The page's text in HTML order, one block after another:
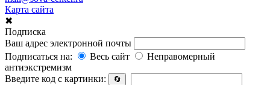
Карта сайта
✖
Подписка
Ваш адрес электронной почты
Подписаться на:
Весь сайт
Неправомерный
антиэкстремизм
Введите код с картинки:
🔄